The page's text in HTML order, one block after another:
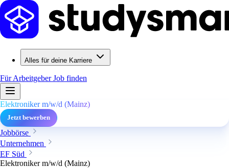
Alles für deine Karriere
Für ArbeitgeberJob finden
Elektroniker m/w/d (Mainz)
Jetzt bewerben
Jobbörse
Unternehmen
EF Süd
Elektroniker m/w/d (Mainz)